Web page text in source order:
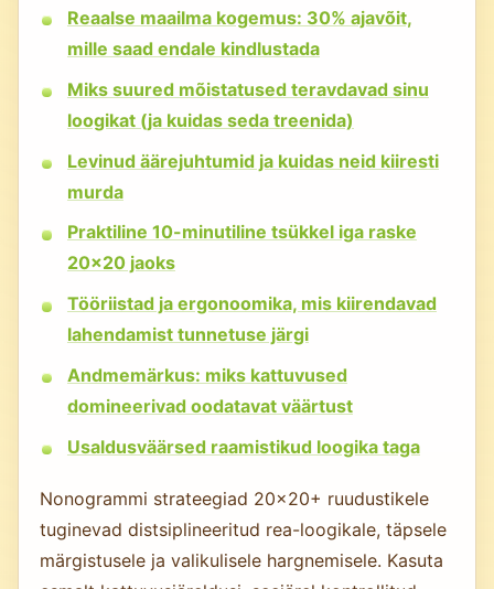
Reaalse maailma kogemus: 30% ajavõit,
mille saad endale kindlustada
Miks suured mõistatused teravdavad sinu
loogikat (ja kuidas seda treenida)
Levinud äärejuhtumid ja kuidas neid kiiresti
murda
Praktiline 10-minutiline tsükkel iga raske
20×20 jaoks
Tööriistad ja ergonoomika, mis kiirendavad
lahendamist tunnetuse järgi
Andmemärkus: miks kattuvused
domineerivad oodatavat väärtust
Usaldusväärsed raamistikud loogika taga
Nonogrammi strateegiad 20×20+ ruudustikele
tuginevad distsiplineeritud rea-loogikale, täpsele
märgistusele ja valikulisele hargnemisele. Kasuta